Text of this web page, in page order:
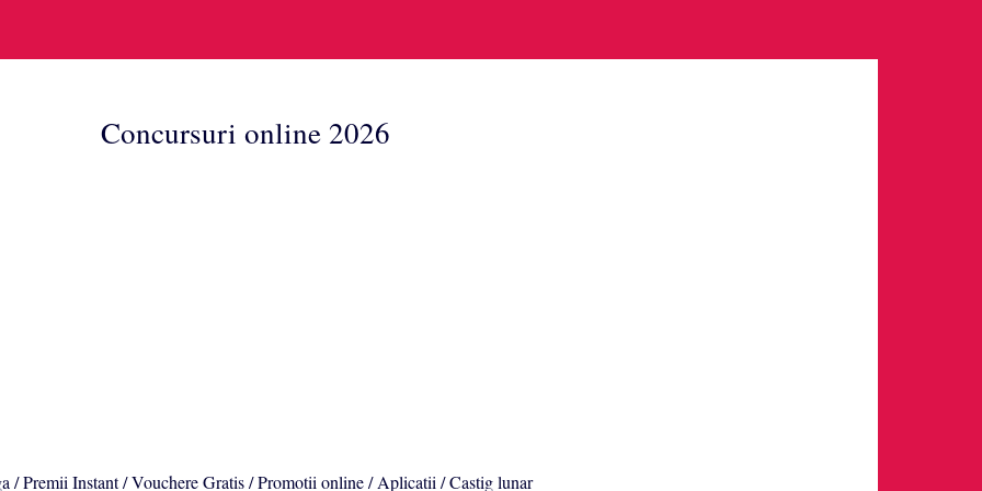
Concursuri online 2026
/ Premii Instant / Vouchere Gratis / Promotii online / Aplicatii / Castig lunar